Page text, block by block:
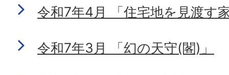
令和7年4月 「住宅地を見渡す
令和7年3月 「幻の天守(閣)」